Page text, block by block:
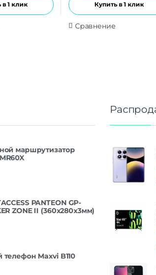
в 1 клик Купить в 1 клик
Сравнение
маршрутизатор
PANTEON GP-
ZONE II (360x280x3мм)
Maxvi B110